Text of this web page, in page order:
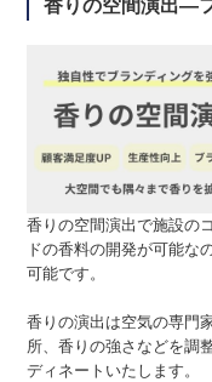
香りの空間演出―
香りの空間演出で施設の
ドの香料の開発が可能な
可能です。
香りの演出は空気の専門
所、香りの強さなどを調
ディネートいたします。